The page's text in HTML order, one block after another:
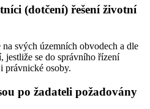
(dotčení) řešení životní
svých územních obvodech a dle
jestliže se do správního řízení
právnické osoby.
po žadateli požadovány